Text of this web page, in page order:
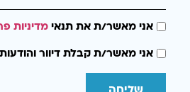
אני מאשר/ת את תנאימדיניות
אני מאשר/ת קבלת דיוור